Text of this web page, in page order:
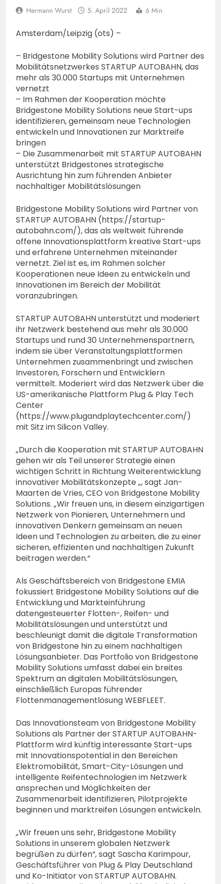
H. weiterhin vermisst –
eines Fotos
6. August 2026
Hermann Wurst 5. April 2022 6 Min
Amsterdam/Leipzig (ots) –
– Bridgestone Mobility Solutions wird Partner des
Mobilitätsnetzwerkes STARTUP AUTOBAHN, das
mehr als 30.000 Startups mit Unternehmen
vernetzt
– Im Rahmen der Kooperation möchte
Bridgestone Mobility Solutions neue Start-ups
identifizieren, gemeinsam neue Technologien
entwickeln und Innovationen zur Marktreife
bringen
– Die Zusammenarbeit mit STARTUP AUTOBAHN
unterstützt Bridgestones strategische
Ausrichtung hin zum führenden Anbieter
nachhaltiger Mobilitätslösungen
Bridgestone Mobility Solutions wird Partner von
STARTUP AUTOBAHN (https://startup-
autobahn.com/), das als weltweit führende
offene Innovationsplattform kreative Start-ups
und erfahrene Unternehmen miteinander
vernetzt. Ziel ist es, im Rahmen solcher
Kooperationen neue Ideen zu entwickeln und
Innovationen im Bereich der Mobilität
voranzubringen.
STARTUP AUTOBAHN unterstützt und moderiert
ihr Netzwerk bestehend aus mehr als 30.000
Startups und rund 30 Unternehmenspartnern,
indem sie über Veranstaltungsplattformen
Unternehmen zusammenbringt und zwischen
Investoren, Forschern und Entwicklern
vermittelt. Moderiert wird das Netzwerk über die
US-amerikanische Plattform Plug & Play Tech
Center
(https://www.plugandplaytechcenter.com/)
mit Sitz im Silicon Valley.
„Durch die Kooperation mit STARTUP AUTOBAHN
gehen wir als Teil unserer Strategie einen
wichtigen Schritt in Richtung Weiterentwicklung
innovativer Mobilitätskonzepte „, sagt Jan-
Maarten de Vries, CEO von Bridgestone Mobility
Solutions. „Wir freuen uns, in diesem einzigartigen
Netzwerk von Pionieren, Unternehmern und
innovativen Denkern gemeinsam an neuen
Ideen und Technologien zu arbeiten, die zu einer
sicheren, effizienten und nachhaltigen Zukunft
beitragen werden.“
Als Geschäftsbereich von Bridgestone EMIA
fokussiert Bridgestone Mobility Solutions auf die
Entwicklung und Markteinführung
datengesteuerter Flotten-, Reifen- und
Mobilitätslösungen und unterstützt und
beschleunigt damit die digitale Transformation
von Bridgestone hin zu einem nachhaltigen
Lösungsanbieter. Das Portfolio von Bridgestone
Mobility Solutions umfasst dabei ein breites
Spektrum an digitalen Mobilitätslösungen,
einschließlich Europas führender
Flottenmanagementlösung WEBFLEET.
Das Innovationsteam von Bridgestone Mobility
Solutions als Partner der STARTUP AUTOBAHN-
Plattform wird künftig interessante Start-ups
mit Innovationspotential in den Bereichen
Elektromobilität, Smart-City-Lösungen und
intelligente Reifentechnologien im Netzwerk
ansprechen und Möglichkeiten der
Zusammenarbeit identifizieren, Pilotprojekte
beginnen und marktreifen Lösungen entwickeln.
„Wir freuen uns sehr, Bridgestone Mobility
Solutions in unserem globalen Netzwerk
begrüßen zu dürfen“, sagt Sascha Karimpour,
Geschäftsführer von Plug & Play Deutschland
und Ko-Initiator von STARTUP AUTOBAHN.